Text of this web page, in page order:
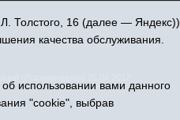
Толстого, 16 (далее — Яндекс)).
качества обслуживания.
использовании вами данного
"cookie", выбрав